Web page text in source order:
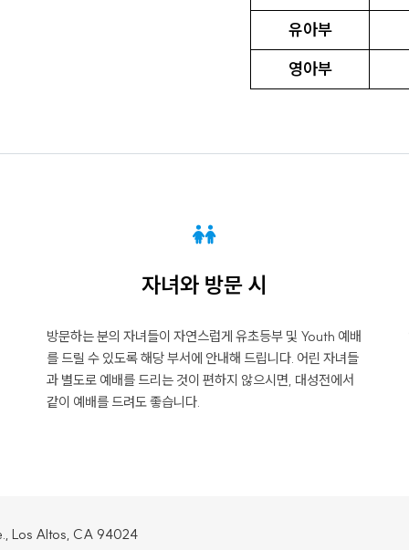
유아부
영아부
자녀와 방문 시
방문하는 분의 자녀들이 자연스럽게 유초등부 및 Youth 예배
를 드릴 수 있도록 해당 부서에 안내해 드립니다. 어린 자녀들
과 별도로 예배를 드리는 것이 편하지 않으시면, 대성전에서
같이 예배를 드려도 좋습니다.
Los Altos, CA 94024